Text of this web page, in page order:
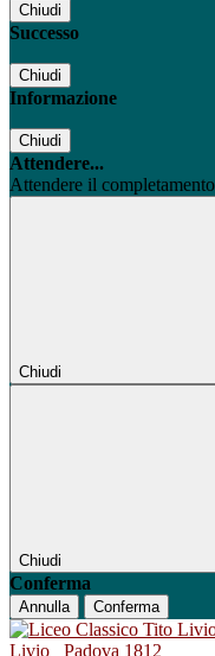
Chiudi
Successo
Chiudi
Informazione
Chiudi
Attendere...
Attendere il
Chiudi
Chiudi
Conferma
Annulla Conferma
Livio
Padova 1812